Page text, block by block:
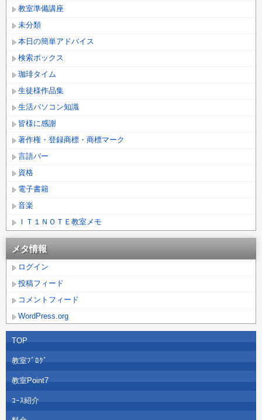
教室準備講座
未分類
本日の簡単アドバイス
検索ボックス
珈琲タイム
生徒様作品集
生活パソコン知識
皆様に感謝
著作権・登録商標・商標マーク
言語バー
資格
電子書籍
音楽
ＩＴ１ＮＯＴＥ教室メモ
メタ情報
ログイン
投稿フィード
コメントフィード
WordPress.org
TOP
教室ﾌﾞﾛｸﾞ
教室Point7
ｺｰｽ紹介